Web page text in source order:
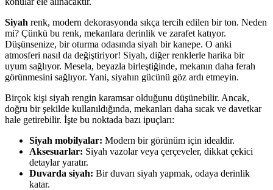
Siyah renk, modern dekorasyonda sıkça tercih edilen bir ton. Neden
mi? Çünkü bu renk, mekanlara derinlik ve zarafet katıyor.
Düşünsenize, bir oturma odasında siyah bir kanepe. O anki
atmosferi nasıl da değiştiriyor! Siyah, diğer renklerle harika bir
uyum sağlıyor. Mesela, beyazla birleştiğinde, mekanın daha ferah
görünmesini sağlıyor. Yani, siyahın gücünü göz ardı etmeyin.
Birçok kişi siyah rengin karamsar olduğunu düşünebilir. Ancak,
doğru bir şekilde kullanıldığında, mekanları daha sıcak ve davetkar
hale getirebilir. İşte bu noktada bazı ipuçları:
Siyah mobilyalar: Modern bir görünüm için idealdir.
Aksesuarlar: Siyah vazolar veya çerçeveler, dikkat çekici
detaylar yaratır.
Duvarda siyah: Bir duvarı siyah yapmak, odaya derinlik
katar.